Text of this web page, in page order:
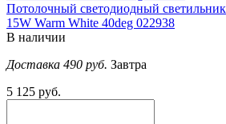
Потолочный светодиодный
15W Warm White 40deg 022938
В наличии
Доставка 490 руб. Завтра
5 125 руб.